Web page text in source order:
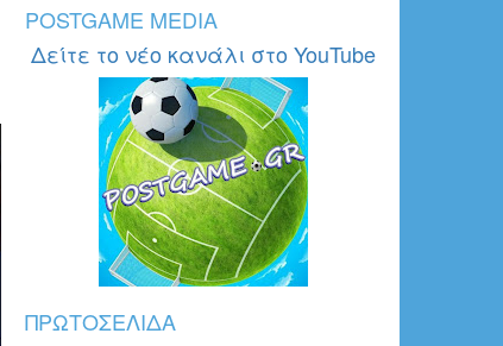
POSTGAME MEDIA
Δείτε το νέο κανάλι στο YouTube
ΠΡΩΤΟΣΈΛΙΔΑ